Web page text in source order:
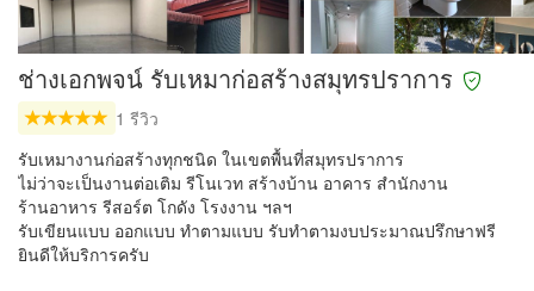
ช่างเอกพจน์ รับเหมาก่อสร้างสมุทรปราการ
1 รีวิว
รับเหมางานก่อสร้างทุกชนิด ในเขตพื้นที่สมุทรปราการ
ไม่ว่าจะเป็นงานต่อเติม รีโนเวท สร้างบ้าน อาคาร สำนักงาน
ร้านอาหาร รีสอร์ต โกดัง โรงงาน ฯลฯ
รับเขียนแบบ ออกแบบ ทำตามแบบ รับทำตามงบประมาณปรึกษาฟรี
ยินดีให้บริการครับ